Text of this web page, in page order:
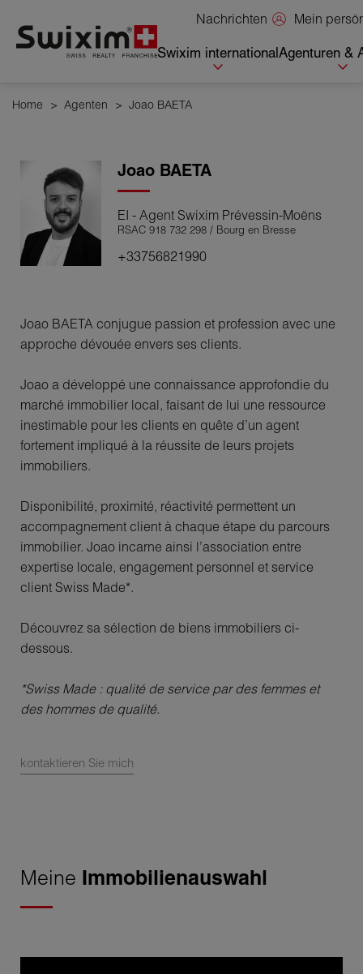
Nachrichten Mein
Swixim internationalAgenturen &
Home > Agenten > Joao BAETA
Joao BAETA
EI - Agent Swixim Prévessin-Moëns
RSAC 918 732 298 / Bourg en Bresse
+33756821990
Joao BAETA conjugue passion et profession avec une
approche dévouée envers ses clients.
Joao a développé une connaissance approfondie du
marché immobilier local, faisant de lui une ressource
inestimable pour les clients en quête d’un agent
fortement impliqué à la réussite de leurs projets
immobiliers.
Disponibilité, proximité, réactivité permettent un
accompagnement client à chaque étape du parcours
immobilier. Joao incarne ainsi l’association entre
expertise locale, engagement personnel et service
client Swiss Made*.
Découvrez sa sélection de biens immobiliers ci-
dessous.
*Swiss Made : qualité de service par des femmes et
des hommes de qualité.
kontaktieren Sie mich
Meine Immobilienauswahl